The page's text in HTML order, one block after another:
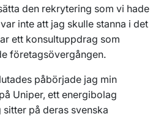
den rekrytering som vi hade
inte att jag skulle stanna i det
ett konsultuppdrag som
företagsövergången.
påbörjade jag min
Uniper, ett energibolag
på deras svenska